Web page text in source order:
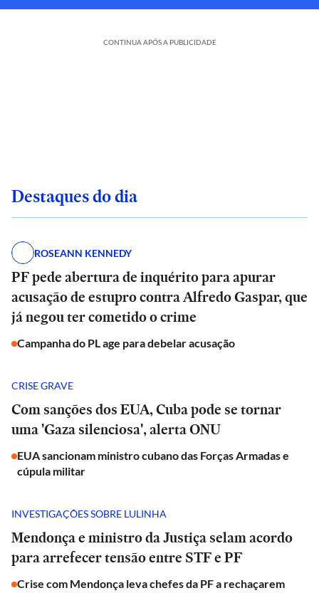
CONTINUA APÓS A PUBLICIDADE
Destaques do dia
ROSEANN KENNEDY
PF pede abertura de inquérito para apurar
acusação de estupro contra Alfredo Gaspar, que
já negou ter cometido o crime
Campanha do PL age para debelar acusação
CRISE GRAVE
Com sanções dos EUA, Cuba pode se tornar
uma 'Gaza silenciosa', alerta ONU
EUA sancionam ministro cubano das Forças Armadas e
cúpula militar
INVESTIGAÇÕES SOBRE LULINHA
Mendonça e ministro da Justiça selam acordo
para arrefecer tensão entre STF e PF
Crise com Mendonça leva chefes da PF a rechaçarem